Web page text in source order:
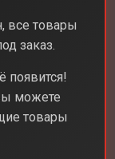
все товары
заказ.
можете
товары